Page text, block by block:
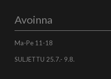
Avoinna
Ma-Pe 11-18
SULJETTU 25.7.- 9.8.